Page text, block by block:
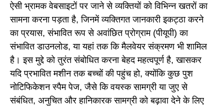
ऐसी भ्रामक वेबसाइटों पर जाने से व्यक्तियों को विभिन्न खतरों का
सामना करना पड़ता है, जिनमें व्यक्तिगत जानकारी इकट्ठा करने
का प्रयास, संभावित रूप से अवांछित प्रोग्राम (पीयूपी) का
संभावित डाउनलोड, या यहां तक कि मैलवेयर संक्रमण भी शामिल
है। इस मुद्दे को तुरंत संबोधित करना बेहद महत्वपूर्ण है, खासकर
यदि प्रभावित मशीन तक बच्चों की पहुंच हो, क्योंकि कुछ पुश
नोटिफिकेशन स्पैम पेज, जैसे कि वयस्क सामग्री या जुए से
संबंधित, अनुचित और हानिकारक सामग्री को बढ़ावा देने के लिए